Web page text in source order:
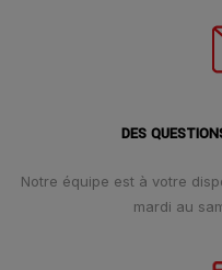
DES
Notre équipe est à votre
mardi au